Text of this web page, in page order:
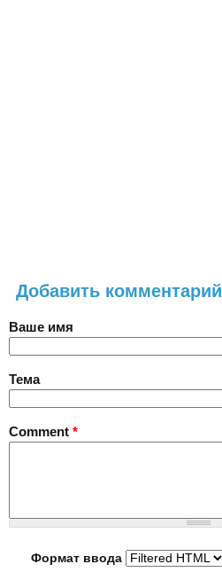
Добавить комментарий
Ваше имя
Тема
Comment *
Формат ввода